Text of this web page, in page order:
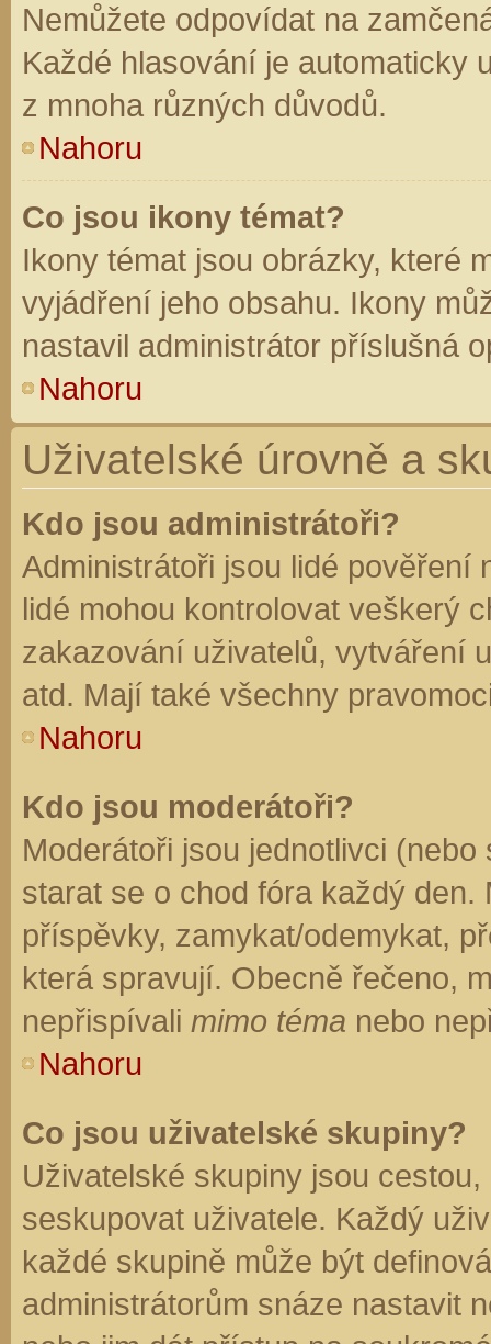
Nemůžete odpovídat na
Každé hlasování je automaticky
z mnoha různých důvodů.
Nahoru
Co jsou ikony témat?
Ikony témat jsou obrázky, které
vyjádření jeho obsahu. Ikony
nastavil administrátor příslušná
Nahoru
Uživatelské úrovně a
Kdo jsou administrátoři?
Administrátoři jsou lidé pověření
lidé mohou kontrolovat veškerý
zakazování uživatelů, vytváření
atd. Mají také všechny
Nahoru
Kdo jsou moderátoři?
Moderátoři jsou jednotlivci
starat se o chod fóra každý
příspěvky, zamykat/odemykat,
která spravují. Obecně řečeno,
nepřispívali mimo téma nebo
Nahoru
Co jsou uživatelské skupiny?
Uživatelské skupiny jsou
seskupovat uživatele. Každý
každé skupině může být
administrátorům snáze nastavit